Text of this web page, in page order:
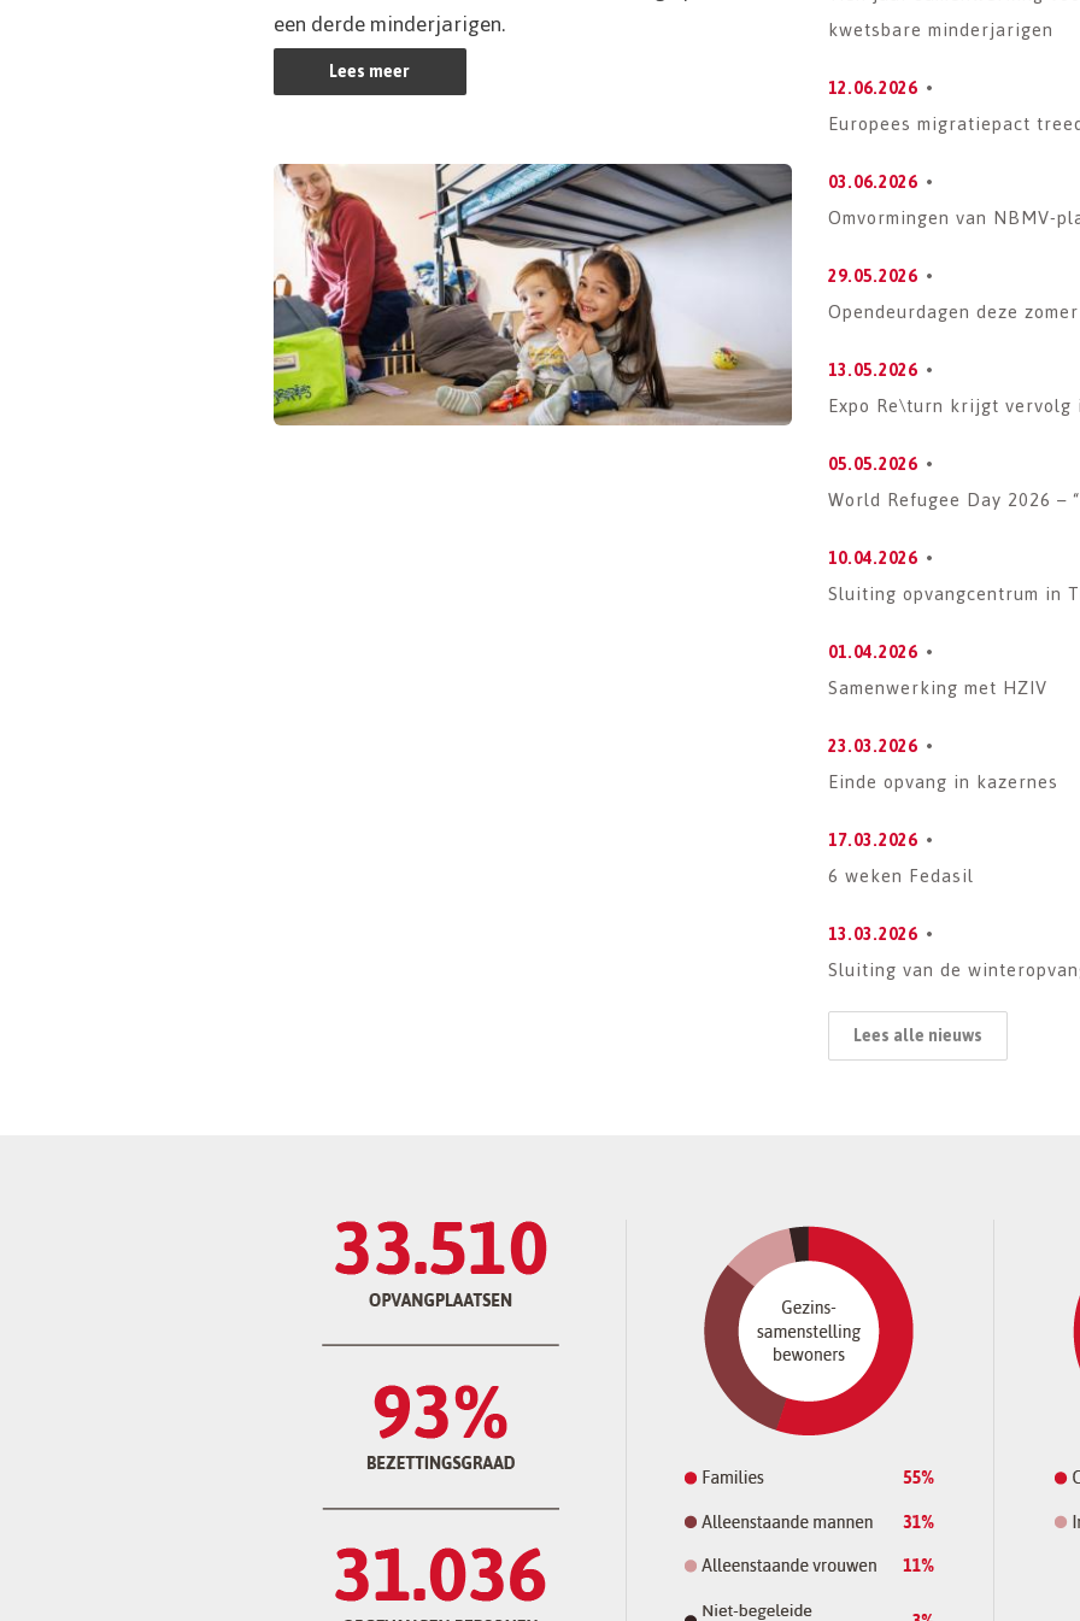
een derde minderjarigen.
Lees meer
kwetsbare minderjarigen
12.06.2026
Europees migratiepact
03.06.2026
Omvormingen van NBMV-
29.05.2026
Opendeurdagen deze zomer
13.05.2026
Expo Re\turn krijgt vervolg
05.05.2026
World Refugee Day 2026 –
10.04.2026
Sluiting opvangcentrum in
01.04.2026
Samenwerking met HZIV
23.03.2026
Einde opvang in kazernes
17.03.2026
6 weken Fedasil
13.03.2026
Sluiting van de
Lees alle nieuws